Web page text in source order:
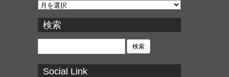
ア
カ
イ
ブ
検索
検
Social Link